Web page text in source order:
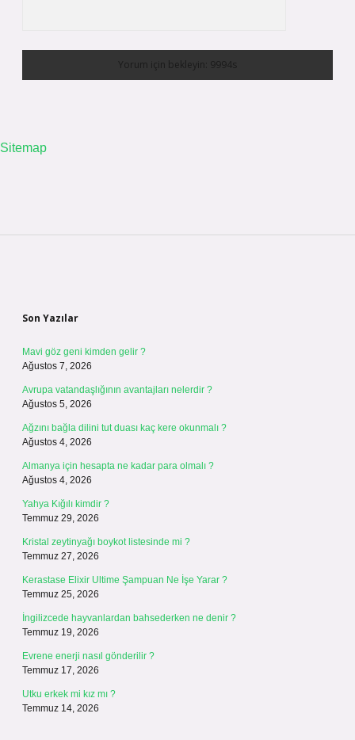
Sitemap
Son Yazılar
Mavi göz geni kimden gelir ?
Ağustos 7, 2026
Avrupa vatandaşlığının avantajları nelerdir ?
Ağustos 5, 2026
Ağzını bağla dilini tut duası kaç kere okunmalı ?
Ağustos 4, 2026
Almanya için hesapta ne kadar para olmalı ?
Ağustos 4, 2026
Yahya Kığılı kimdir ?
Temmuz 29, 2026
Kristal zeytinyağı boykot listesinde mi ?
Temmuz 27, 2026
Kerastase Elixir Ultime Şampuan Ne İşe Yarar ?
Temmuz 25, 2026
İngilizcede hayvanlardan bahsederken ne denir ?
Temmuz 19, 2026
Evrene enerji nasıl gönderilir ?
Temmuz 17, 2026
Utku erkek mi kız mı ?
Temmuz 14, 2026